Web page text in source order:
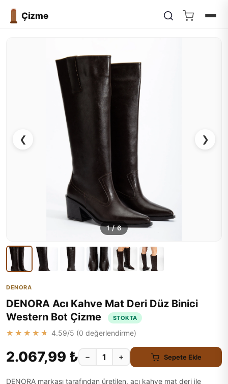
Çizme
❮ ❯
1/6
DENORA
DENORA Acı Kahve Mat Deri Düz Binici
Western Bot Çizme
STOKTA
★★★★★ 4.59/5 (0 değerlendirme)
2.067,99 ₺ − + Sepete Ekle
DENORA markası tarafından üretilen, acı kahve mat deri ile